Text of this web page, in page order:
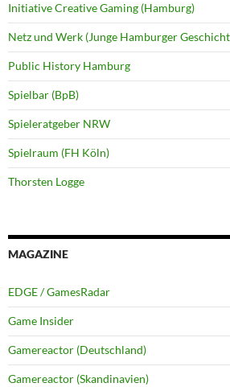
Initiative Creative Gaming (Hamburg)
Netz und Werk (Junge Hamburger
Public History Hamburg
Spielbar (BpB)
Spieleratgeber NRW
Spielraum (FH Köln)
Thorsten Logge
MAGAZINE
EDGE / GamesRadar
Game Insider
Gamereactor (Deutschland)
Gamereactor (Skandinavien)